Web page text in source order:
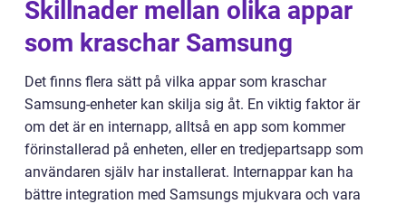
Skillnader mellan olika appar
som kraschar Samsung
Det finns flera sätt på vilka appar som kraschar
Samsung-enheter kan skilja sig åt. En viktig faktor är
om det är en internapp, alltså en app som kommer
förinstallerad på enheten, eller en tredjepartsapp som
användaren själv har installerat. Internappar kan ha
bättre integration med Samsungs mjukvara och vara